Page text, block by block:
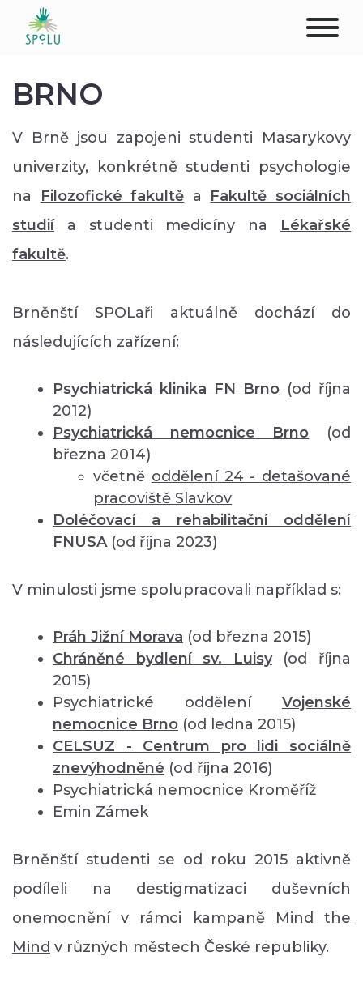
PODPOŘTE NÁS
PŮSOBIŠTĚ
BRNO
V Brně jsou zapojeni studenti Masarykovy
univerzity, konkrétně studenti psychologie
na
Filozofické fakultě a Fakultě sociálních
studií
a studenti medicíny na
Lékařské
fakultě.
Brněnští SPOLaři aktuálně dochází do
následujících zařízení:
Psychiatrická klinika FN Brno (od října
2012)
Psychiatrická nemocnice Brno
(od
března 2014)
včetně oddělení24 - detašované
pracoviště Slavkov
Doléčovací a rehabilitační oddělení
FNUSA (od října 2023)
V minulosti jsme spolupracovali například s:
Práh Jižní Morava (od března 2015)
Chráněné bydlení sv. Luisy
(od října
2015)
Psychiatrické oddělení Vojenské
nemocnice Brno (od ledna 2015)
CELSUZ - Centrum pro lidi sociálně
znevýhodněné (od října 2016)
Psychiatrická nemocnice Kroměříž
Emin Zámek
Brněnští studenti se od roku 2015 aktivně
podíleli na destigmatizaci duševních
onemocnění v rámci kampaně Mind the
Mind v různých městech České republiky.